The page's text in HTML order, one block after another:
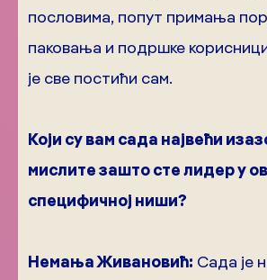
пословима, попут примања
паковања и подршке
је све постићи сам.
Који су вам сада највећи
мислите зашто сте лидер у
специфичној ниши?
Немања Живановић: Сада је